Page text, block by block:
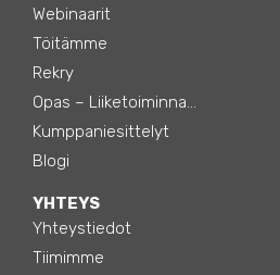
Webinaarit
Töitämme
Rekry
Opas – Liiketoiminnan tehostamiseen
Kumppaniesittelyt
Blogi
YHTEYS
Yhteystiedot
Tiimimme